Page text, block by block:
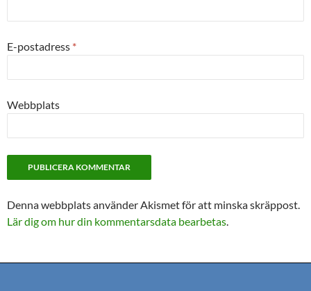
E-postadress *
Webbplats
Denna webbplats använder Akismet för att minska skräppost.
Lär dig om hur din kommentarsdata bearbetas